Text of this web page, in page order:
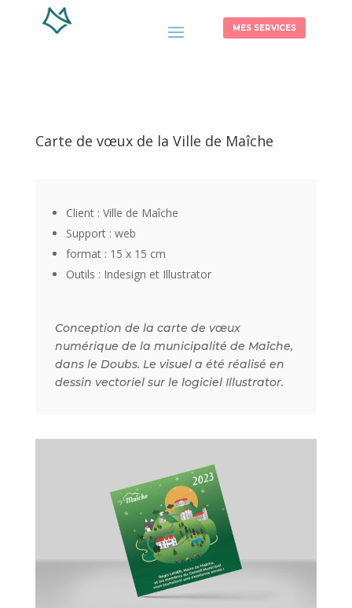
MES SERVICES
Carte de vœux de la Ville de Maîche
Client : Ville de Maîche
Support : web
format : 15 x 15 cm
Outils : Indesign et Illustrator
Conception de la carte de vœux
numérique de la municipalité de Maîche,
dans le Doubs. Le visuel a été réalisé en
dessin vectoriel sur le logiciel Illustrator.